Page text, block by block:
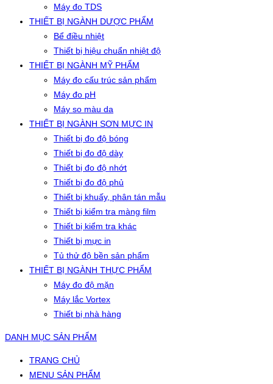
Máy đo TDS
THIẾT BỊ NGÀNH DƯỢC PHẨM
Bể điều nhiệt
Thiết bị hiệu chuẩn nhiệt độ
THIẾT BỊ NGÀNH MỸ PHẨM
Máy đo cấu trúc sản phẩm
Máy đo pH
Máy so màu da
THIẾT BỊ NGÀNH SƠN MỰC IN
Thiết bị đo độ bóng
Thiết bị đo độ dày
Thiết bị đo độ nhớt
Thiết bị đo độ phủ
Thiết bị khuấy, phân tán mẫu
Thiết bị kiểm tra màng film
Thiết bị kiểm tra khác
Thiết bị mực in
Tủ thử độ bền sản phẩm
THIẾT BỊ NGÀNH THỰC PHẨM
Máy đo độ mặn
Máy lắc Vortex
Thiết bị nhà hàng
DANH MỤC SẢN PHẨM
TRANG CHỦ
MENU SẢN PHẨM